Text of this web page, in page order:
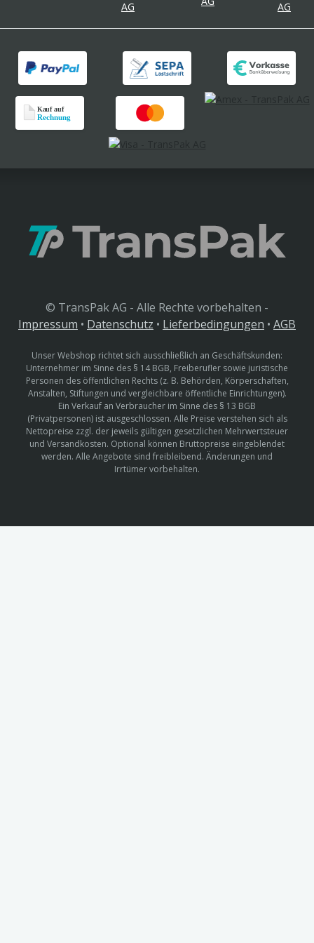
© TransPak AG - Alle Rechte vorbehalten -
Impressum • Datenschutz • Lieferbedingungen • AGB
Unser Webshop richtet sich ausschließlich an Geschäftskunden:
Unternehmer im Sinne des § 14 BGB, Freiberufler sowie juristische
Personen des öffentlichen Rechts (z. B. Behörden, Körperschaften,
Anstalten, Stiftungen und vergleichbare öffentliche Einrichtungen).
Ein Verkauf an Verbraucher im Sinne des § 13 BGB
(Privatpersonen) ist ausgeschlossen. Alle Preise verstehen sich als
Nettopreise zzgl. der jeweils gültigen gesetzlichen Mehrwertsteuer
und Versandkosten. Optional können Bruttopreise eingeblendet
werden. Alle Angebote sind freibleibend. Änderungen und
Irrtümer vorbehalten.